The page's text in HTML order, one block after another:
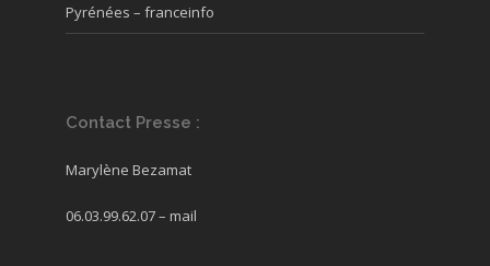
Pyrénées – franceinfo
Contact Presse :
Marylène Bezamat
06.03.99.62.07 – mail